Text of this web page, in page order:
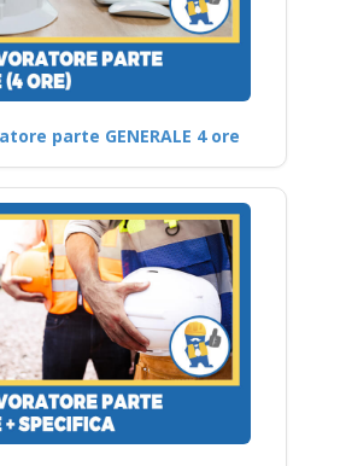
parte GENERALE 4 ore